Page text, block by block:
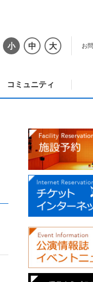
小 中 大 お
コミュニティ